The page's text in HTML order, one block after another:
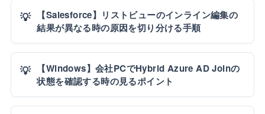
💡
【Salesforce】リストビューのインライン編集の
結果が異なる時の原因を切り分ける手順
💡
【Windows】会社PCでHybrid Azure AD Joinの
状態を確認する時の見るポイント